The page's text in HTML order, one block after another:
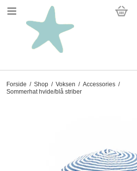
Forside / Shop / Voksen / Accessories /
Sommerhat hvide/blå striber